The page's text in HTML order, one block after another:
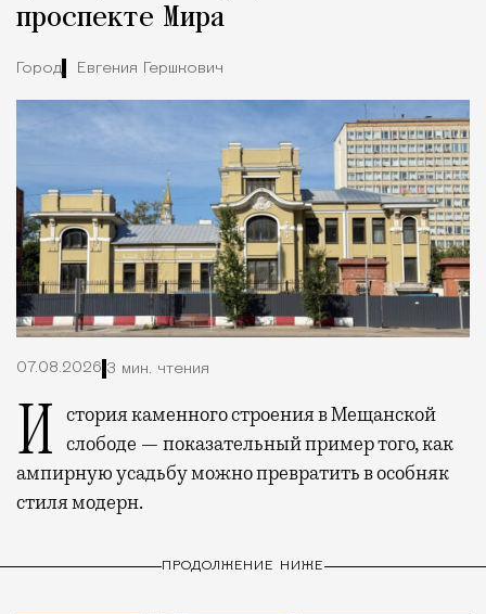
проспекте Мира
Город Евгения Гершкович
07.08.2026 3 мин. чтения
История каменного строения в Мещанской слободе — показательный пример того, как
ампирную усадьбу можно превратить в особняк
стиля модерн.
ПРОДОЛЖЕНИЕ НИЖЕ